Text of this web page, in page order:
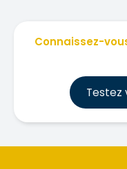
Connaissez-
Testez